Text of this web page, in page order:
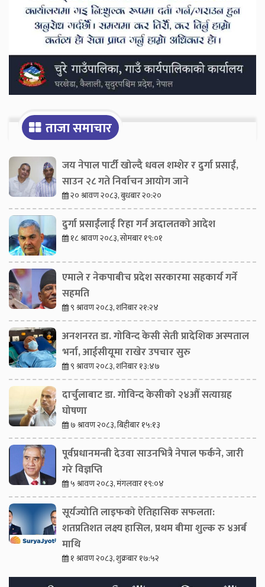
ताजा समाचार
जय नेपाल पार्टी खोल्दै धवल शम्शेर र दुर्गा प्रसाईं,
साउन २८ गते निर्वाचन आयोग जाने
२० श्रावण २०८३, बुधबार २०:२०
दुर्गा प्रसाईंलाई रिहा गर्न अदालतको आदेश
१८ श्रावण २०८३, सोमबार १९:०१
एमाले र नेकपाबीच प्रदेश सरकारमा सहकार्य गर्ने
सहमति
९ श्रावण २०८३, शनिबार २१:२४
अनशनरत डा. गोविन्द केसी सेती प्रादेशिक अस्पताल
भर्ना, आईसीयूमा राखेर उपचार सुरु
९ श्रावण २०८३, शनिबार १३:४७
दार्चुलाबाट डा. गोविन्द केसीको २४औँ सत्याग्रह
घोषणा
७ श्रावण २०८३, बिहीबार १५:१३
पूर्वप्रधानमन्त्री देउवा साउनभित्रै नेपाल फर्कने, जारी
गरे विज्ञप्ति
५ श्रावण २०८३, मंगलवार १९:०४
सूर्यज्योति लाइफको ऐतिहासिक सफलता:
शतप्रतिशत लक्ष्य हासिल, प्रथम बीमा शुल्क रु ४अर्ब
माथि
१ श्रावण २०८३, शुक्रबार १७:५२